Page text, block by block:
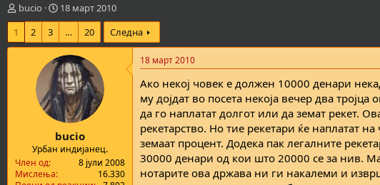
К
р
а
а
т
bucio
В
р
м
е
н
а
з
а
п
о
ч
18 март 2010
1
2 3 … 20 Следна
bucio
Урбан индијанец.
Член од
8 јули 2008
Мислења
16.330
18 март 2010
Ако некој човек е должен 10000 денари
му дојдат во посета некоја вечер два
да го наплатат долгот или да земат рекет.
рекетарство. Но тие рекетари ќе наплатат
земаат процент. Додека пак легалните
30000 денари од кои што 20000 се за нив.
нотарите ова држава ни ги накалеми и